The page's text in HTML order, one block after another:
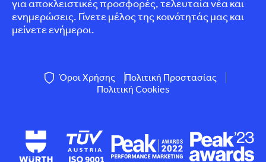
για αποκλειστικές προσφορές, τελευταία νέα και
ενημερώσεις. Γίνετε μέλος της κοινότητάς μας και
μείνετε ενήμεροι.
Όροι Χρήσης
Πολιτική Προστασίας
Πολιτική Cookies